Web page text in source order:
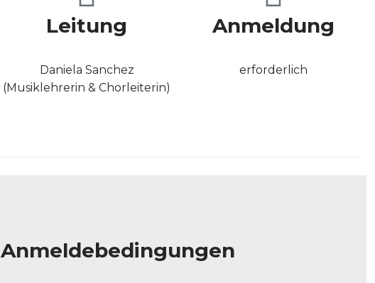
Leitung
Daniela Sanchez
(Musiklehrerin & Chorleiterin)
Anmeldung
erforderlich
Anmeldebedingungen